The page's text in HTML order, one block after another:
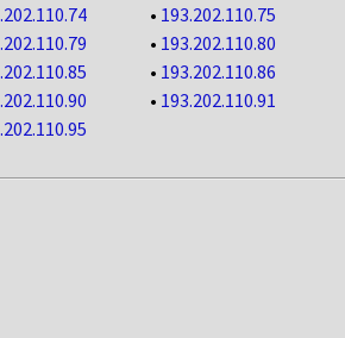
• 193.202.110.75
• 193.202.110.80
• 193.202.110.86
• 193.202.110.91